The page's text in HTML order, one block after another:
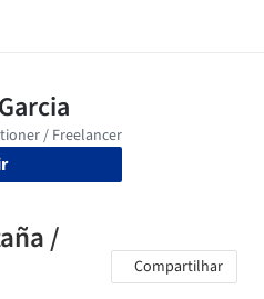
/
Compartilhar